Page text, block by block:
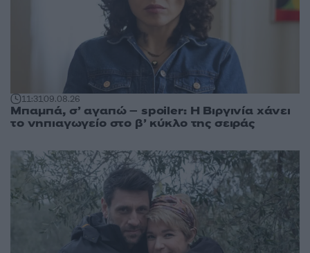
11:3109.08.26
Μπαμπά, σ’ αγαπώ – spoiler: Η Βιργινία χάνει
το νηπιαγωγείο στο β’ κύκλο της σειράς